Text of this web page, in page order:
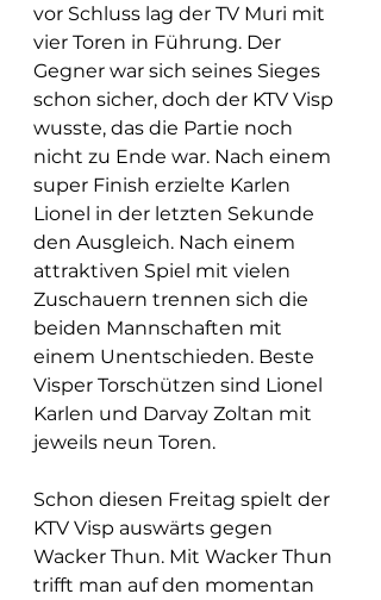
vor Schluss lag der TV Muri mit
vier Toren in Führung. Der
Gegner war sich seines Sieges
schon sicher, doch der KTV Visp
wusste, das die Partie noch
nicht zu Ende war. Nach einem
super Finish erzielte Karlen
Lionel in der letzten Sekunde
den Ausgleich. Nach einem
attraktiven Spiel mit vielen
Zuschauern trennen sich die
beiden Mannschaften mit
einem Unentschieden. Beste
Visper Torschützen sind Lionel
Karlen und Darvay Zoltan mit
jeweils neun Toren.
Schon diesen Freitag spielt der
KTV Visp auswärts gegen
Wacker Thun. Mit Wacker Thun
trifft man auf den momentan